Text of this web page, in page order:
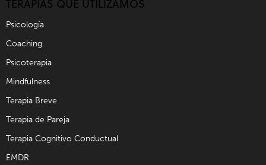
TERAPIAS QUE UTILIZAMOS
Psicología
Coaching
Psicoterapia
Mindfulness
Terapia Breve
Terapia de Pareja
Terapia Cognitivo Conductual
EMDR